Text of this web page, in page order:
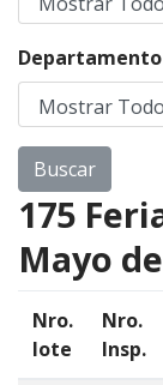
Departamento
175
Mayo
Nro.
lote
Nro.
Insp.